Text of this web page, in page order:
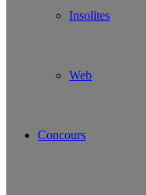
Insolites
Web
Concours